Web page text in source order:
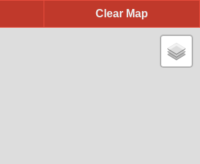
Clear Map